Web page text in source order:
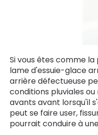
Si vous êtes comme
lame d'essuie-glace
arrière défectueuse
conditions pluviales
avants avant lorsqu'il
peut se faire user,
pourrait conduire à